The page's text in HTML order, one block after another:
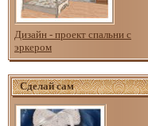
Дизайн - проект спальни с
эркером
Сделай сам